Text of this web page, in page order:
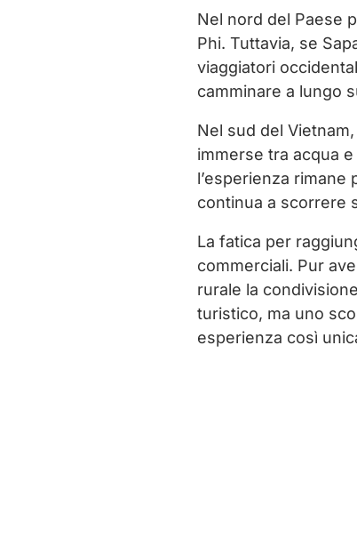
Nel nord del Paese
Phi. Tuttavia, se
viaggiatori
camminare a lungo
Nel sud del
immerse tra acqua
l’esperienza
continua a scorrere
La fatica per
commerciali. Pur
rurale la
turistico, ma uno
esperienza così